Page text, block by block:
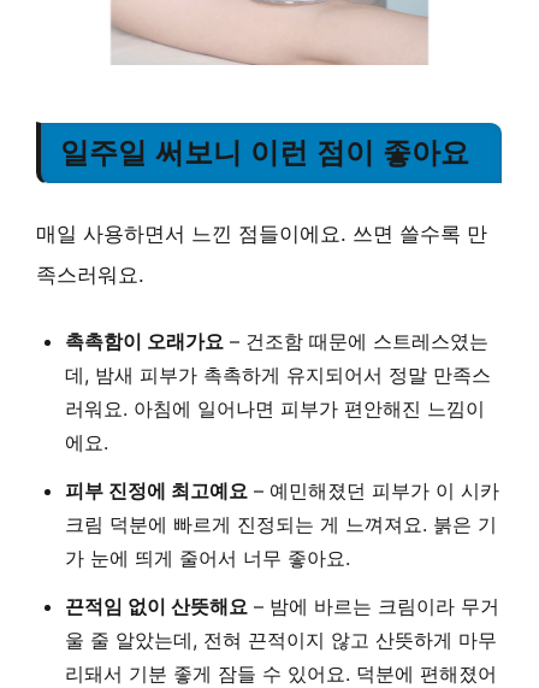
일주일 써보니 이런 점이 좋아요
매일 사용하면서 느낀 점들이에요. 쓰면 쓸수록 만
족스러워요.
촉촉함이 오래가요 – 건조함 때문에 스트레스였는
데, 밤새 피부가 촉촉하게 유지되어서 정말 만족스
러워요. 아침에 일어나면 피부가 편안해진 느낌이
에요.
피부 진정에 최고예요 – 예민해졌던 피부가 이 시카
크림 덕분에 빠르게 진정되는 게 느껴져요. 붉은 기
가 눈에 띄게 줄어서 너무 좋아요.
끈적임 없이 산뜻해요 – 밤에 바르는 크림이라 무거
울 줄 알았는데, 전혀 끈적이지 않고 산뜻하게 마무
리돼서 기분 좋게 잠들 수 있어요. 덕분에 편해졌어